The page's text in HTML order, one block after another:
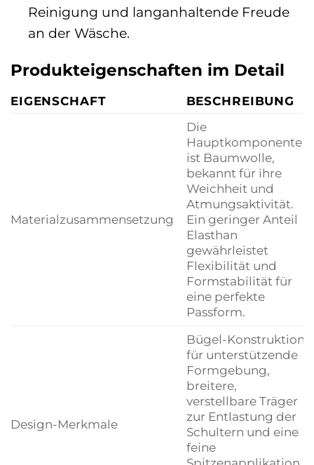
Reinigung und langanhaltende Freude
an der Wäsche.
Produkteigenschaften im Detail
EIGENSCHAFT BESCHREIBUNG
Materialzusammensetzung
Die
Hauptkomponente
ist Baumwolle,
bekannt für ihre
Weichheit und
Atmungsaktivität.
Ein geringer Anteil
Elasthan
gewährleistet
Flexibilität und
Formstabilität für
eine perfekte
Passform.
Design-Merkmale
Bügel-Konstruktion
für unterstützende
Formgebung,
breitere,
verstellbare Träger
zur Entlastung der
Schultern und eine
feine